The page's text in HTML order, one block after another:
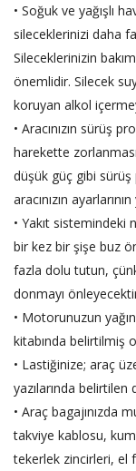
• Soğuk ve yağışlı
sileceklerinizi daha
Sileceklerinizin
önemlidir. Silecek
koruyan alkol
• Aracınızın sürüş
harekette
düşük güç gibi
aracınızın
• Yakıt sistemindeki
bir kez bir şişe buz
fazla dolu tutun,
donmayı
• Motorunuzun
kitabında belirtilmiş
• Lastiğinize; araç
yazılarında belirtilen
• Araç bagajınızda
takviye kablosu,
tekerlek zincirleri, el